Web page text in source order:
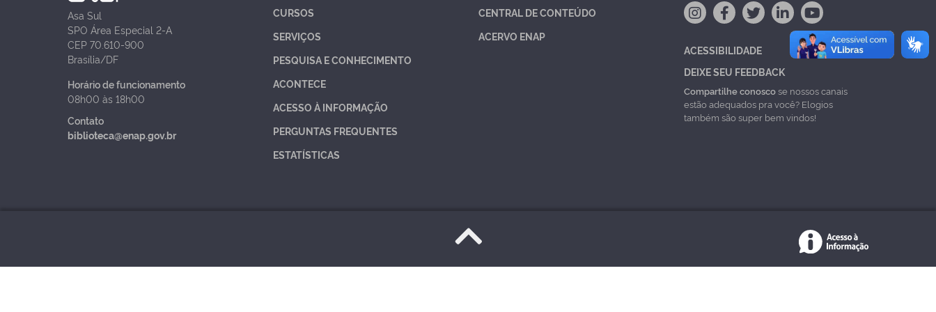
Asa Sul
SPO Área Especial 2-A
CEP 70.610-900
Brasília/DF
Horário de funcionamento
08h00 às 18h00
Contato
biblioteca@enap.gov.br
CURSOS
SERVIÇOS
PESQUISA E CONHECIMENTO
ACONTECE
ACESSO À INFORMAÇÃO
PERGUNTAS FREQUENTES
ESTATÍSTICAS
CENTRAL DE CONTEÚDO
ACERVO ENAP
ACESSIBILIDADE
DEIXE SEU FEEDBACK
Compartilhe conoscose nossos canais
estão adequados pra você? Elogios
também são super bem vindos!